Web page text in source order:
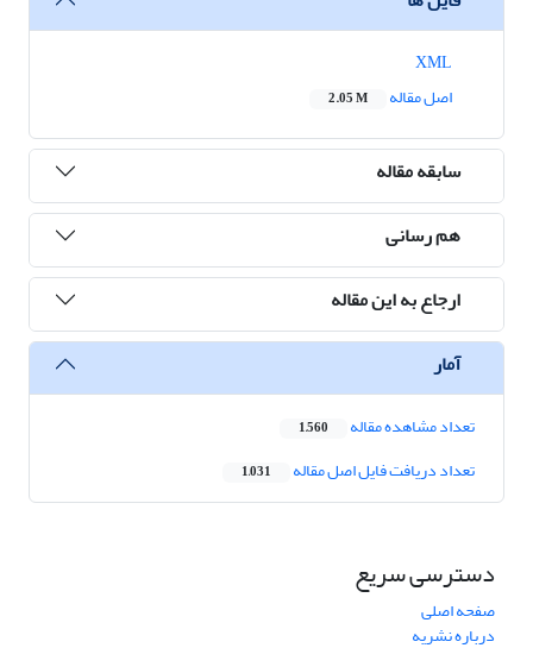
اصل مقاله
2.05 M
سابقه مقاله
هم رسانی
ارجاع به این مقاله
آمار
تعداد مشاهده مقاله 1,560
تعداد دریافت فایل اصل مقاله 1,031
دسترسی سریع
صفحه اصلی
درباره نشریه